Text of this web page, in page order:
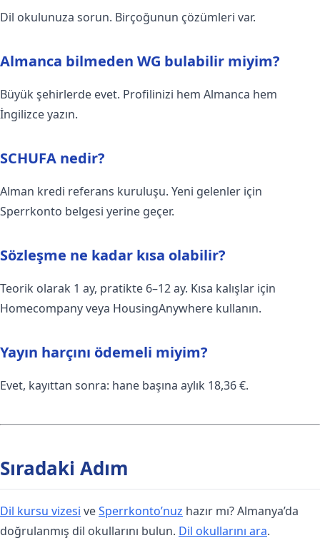
Dil okulunuza sorun. Birçoğunun çözümleri var.
Almanca bilmeden WG bulabilir miyim?
Büyük şehirlerde evet. Profilinizi hem Almanca hem
İngilizce yazın.
SCHUFA nedir?
Alman kredi referans kuruluşu. Yeni gelenler için
Sperrkonto belgesi yerine geçer.
Sözleşme ne kadar kısa olabilir?
Teorik olarak 1 ay, pratikte 6–12 ay. Kısa kalışlar için
Homecompany veya HousingAnywhere kullanın.
Yayın harçını ödemeli miyim?
Evet, kayıttan sonra: hane başına aylık 18,36 €.
Sıradaki Adım
Dil kursu vizesi veSperrkonto’nuz hazır mı? Almanya’da
doğrulanmış dil okullarını bulun. Dil okullarını ara.